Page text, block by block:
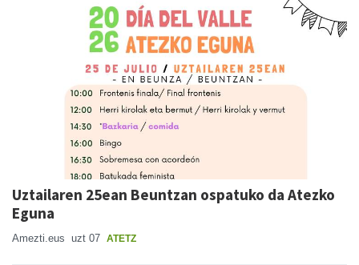
Uztailaren 25ean Beuntzan ospatuko da Atezko
Eguna
Amezti.eus uzt 07 ATETZ